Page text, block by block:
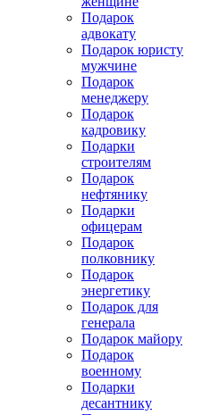
Подарок
адвокату
Подарок юристу
мужчине
Подарок
менеджеру
Подарок
кадровику
Подарки
строителям
Подарок
нефтянику
Подарки
офицерам
Подарок
полковнику
Подарок
энергетику
Подарок для
генерала
Подарок майору
Подарок
военному
Подарки
десантнику